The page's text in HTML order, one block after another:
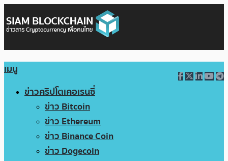
เมนู
ข่าวคริปโตเคอเรนซี่
ข่าว Bitcoin
ข่าว Ethereum
ข่าว Binance Coin
ข่าว Dogecoin